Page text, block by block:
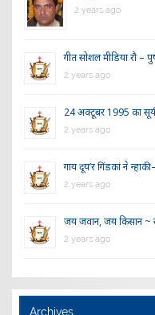
2 years ago
गीत सोशल मीडिया रौ –
2 years ago
24 अक्टूबर 1995 का
2 years ago
गाय दूय’र गिंडकां ने
2 years ago
जय जवान, जय किसान ~
2 years ago
Archives